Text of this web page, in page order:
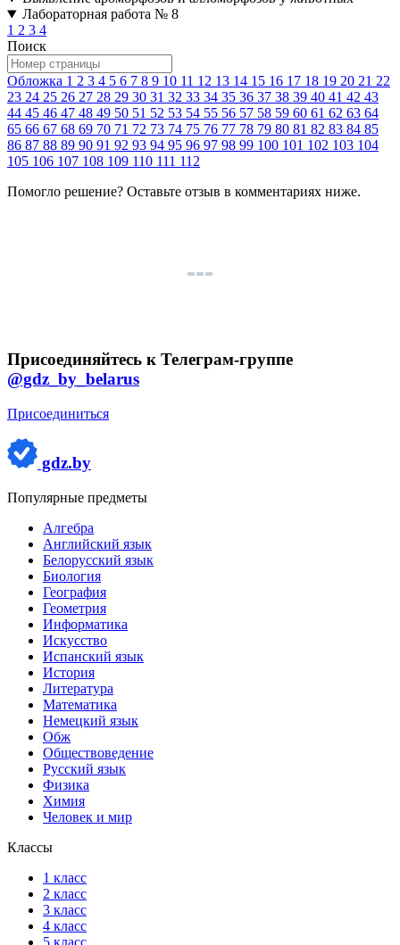
Лабораторная работа № 8
1 2 3 4
Поиск
Обложка 1 2 3 4 5 6 7 8 9 10 11 12 13 14 15 16 17 18 19 20 21 22
23 24 25 26 27 28 29 30 31 32 33 34 35 36 37 38 39 40 41 42 43
44 45 46 47 48 49 50 51 52 53 54 55 56 57 58 59 60 61 62 63 64
65 66 67 68 69 70 71 72 73 74 75 76 77 78 79 80 81 82 83 84 85
86 87 88 89 90 91 92 93 94 95 96 97 98 99 100 101 102 103 104
105 106 107 108 109 110 111 112
Помогло решение? Оставьте отзыв в комментариях ниже.
Присоединяйтесь к Телеграм-группе
@gdz_by_belarus
Присоединиться
gdz.by
Популярные предметы
Алгебра
Английский язык
Белорусский язык
Биология
География
Геометрия
Информатика
Искусство
Испанский язык
История
Литература
Математика
Немецкий язык
Обж
Обществоведение
Русский язык
Физика
Химия
Человек и мир
Классы
1 класс
2 класс
3 класс
4 класс